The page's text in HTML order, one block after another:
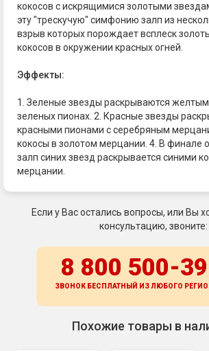
кокосов с искрящимися золотыми
эту "трескучую" симфонию залп из
взрыв которых порождает всплеск
кокосов в окружении красных огней.
Эффекты:
1. Зеленые звезды раскрываются
зеленых пионах. 2. Красные звезды
красными пионами с серебряным
кокосы в золотом мерцании. 4. В финале
залп синих звезд раскрывается синими
мерцании.
Если у Вас остались вопросы, или Вы
консультацию, звоните:
8 800 500-
ЗВОНОК БЕСПЛАТНЫЙ ИЗ ЛЮБОГО
Похожие товары в